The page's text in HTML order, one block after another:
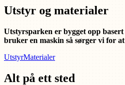
Utstyr og materialer
Utstyrsparken er bygget opp
bruker en maskin så sørger vi for
UtstyrMaterialer
Alt på ett sted